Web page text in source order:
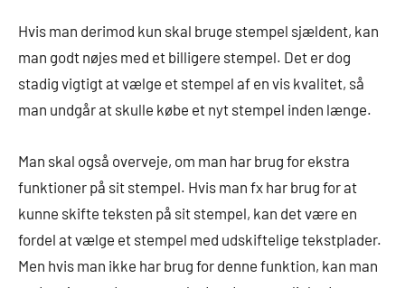
Hvis man derimod kun skal bruge stempel sjældent, kan
man godt nøjes med et billigere stempel. Det er dog
stadig vigtigt at vælge et stempel af en vis kvalitet, så
man undgår at skulle købe et nyt stempel inden længe.
Man skal også overveje, om man har brug for ekstra
funktioner på sit stempel. Hvis man fx har brug for at
kunne skifte teksten på sit stempel, kan det være en
fordel at vælge et stempel med udskiftelige tekstplader.
Men hvis man ikke har brug for denne funktion, kan man